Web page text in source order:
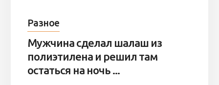
Разное
Мужчина сделал шалаш из
полиэтилена и решил там
остаться на ночь ...